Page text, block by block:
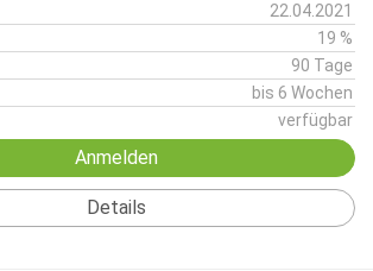
22.04.2021
19 %
90 Tage
bis 6 Wochen
verfügbar
Anmelden
Details